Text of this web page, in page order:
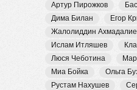
Артур Пирожков
Дима Билан
Егор
Жалолиддин
Ислам Итляшев
Люся Чеботина
Миа Бойка
Ольга
Рустам Нахушев